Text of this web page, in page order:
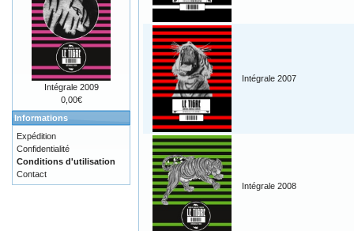
Intégrale 2007
Intégrale 2008
Intégrale 2009
0,00€
Informations
Expédition
Confidentialité
Conditions d'utilisation
Contact